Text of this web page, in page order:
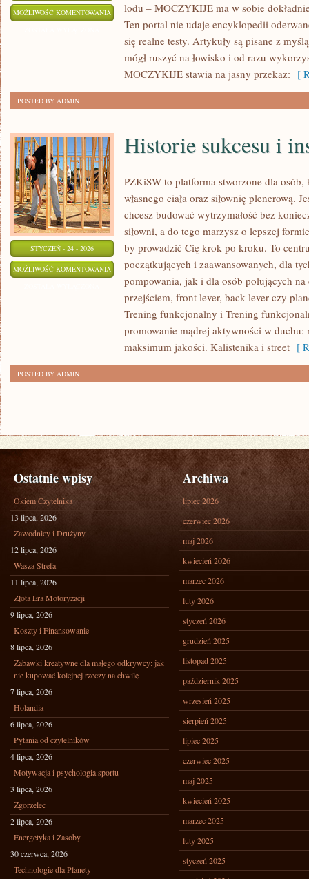
MOŻLIWOŚĆ KOMENTOWANIA METODY
WĘDKARSKIE
lodu – MOCZYKIJE ma w sobie
Ten portal nie udaje encyklopedii
się realne testy. Artykuły są pisane z
mógł ruszyć na łowisko i od razu
MOCZYKIJE stawia na jasny przekaz: [
POSTED BY ADMIN
STYCZEŃ - 24 - 2026
MOŻLIWOŚĆ KOMENTOWANIA HISTORIE
SUKCESU
INSPIRACJE
Historie sukcesu i
PZKiSW to platforma stworzone dla
własnego ciała oraz siłownię plenerową.
chcesz budować wytrzymałość bez
siłowni, a do tego marzysz o lepszej
by prowadzić Cię krok po kroku. To
początkujących i zaawansowanych, dla
pompowania, jak i dla osób polujących
przejściem, front lever, back lever czy
Trening funkcjonalny i Trening
promowanie mądrej aktywności w
maksimum jakości. Kalistenika i street [
POSTED BY ADMIN
Ostatnie wpisy
Okiem Czytelnika
13 lipca, 2026
Zawodnicy i Drużyny
12 lipca, 2026
Wasza Strefa
11 lipca, 2026
Złota Era Motoryzacji
9 lipca, 2026
Koszty i Finansowanie
8 lipca, 2026
Zabawki kreatywne dla małego odkrywcy: jak
nie kupować kolejnej rzeczy na chwilę
7 lipca, 2026
Holandia
6 lipca, 2026
Pytania od czytelników
4 lipca, 2026
Motywacja i psychologia sportu
3 lipca, 2026
Zgorzelec
2 lipca, 2026
Energetyka i Zasoby
30 czerwca, 2026
Technologie dla Planety
Archiwa
lipiec 2026
czerwiec 2026
maj 2026
kwiecień 2026
marzec 2026
luty 2026
styczeń 2026
grudzień 2025
listopad 2025
październik 2025
wrzesień 2025
sierpień 2025
lipiec 2025
czerwiec 2025
maj 2025
kwiecień 2025
marzec 2025
luty 2025
styczeń 2025